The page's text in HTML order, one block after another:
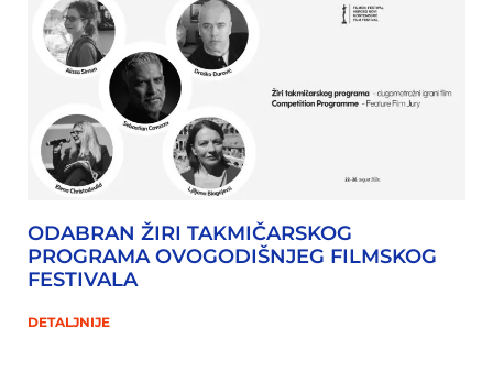
ODABRAN ŽIRI TAKMIČARSKOG
PROGRAMA OVOGODIŠNJEG FILMSKOG
FESTIVALA
DETALJNIJE